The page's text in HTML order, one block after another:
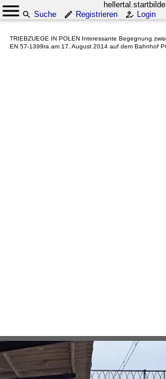
Suche
Registrieren Login
TRIEBZUEGE IN POLEN Interessante Begegnung
EN 57-1399ra am 17. August 2014 auf dem Bahnhof